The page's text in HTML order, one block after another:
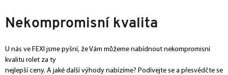
Nekompromisní kvalita
U nás ve FEXI jsme pyšní, že Vám můžeme nabídnout nekompromisní
kvalitu rolet za ty
nejlepší ceny. A jaké další výhody nabízíme? Podívejte se a přesvědčte se